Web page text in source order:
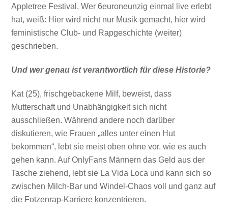
Appletree Festival. Wer 6euroneunzig einmal live erlebt
hat, weiß: Hier wird nicht nur Musik gemacht, hier wird
feministische Club- und Rapgeschichte (weiter)
geschrieben.
Und wer genau ist verantwortlich für diese Historie?
Kat (25), frischgebackene Milf, beweist, dass
Mutterschaft und Unabhängigkeit sich nicht
ausschließen. Während andere noch darüber
diskutieren, wie Frauen „alles unter einen Hut
bekommen“, lebt sie meist oben ohne vor, wie es auch
gehen kann. Auf OnlyFans Männern das Geld aus der
Tasche ziehend, lebt sie La Vida Loca und kann sich so
zwischen Milch-Bar und Windel-Chaos voll und ganz auf
die Fotzenrap-Karriere konzentrieren.